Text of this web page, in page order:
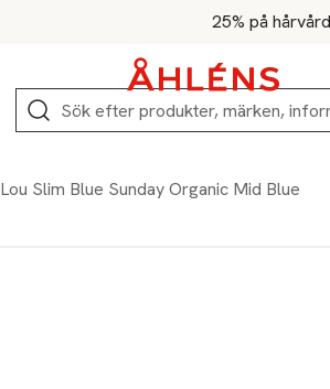
25% på
Sök
Lou Slim Blue Sunday Organic Mid Blue